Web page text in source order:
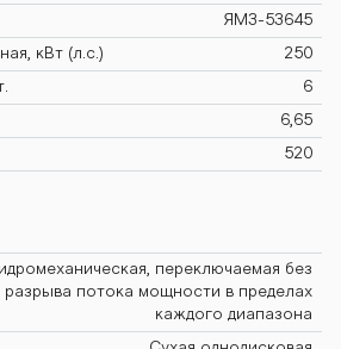
254К
BTZ-
254К
ЯМЗ-53645
кВт (л.с.) 250
6
6,65
520
переключаемая без
разрыва потока мощности в пределах
каждого диапазона